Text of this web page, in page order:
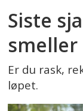
Siste
smeller
Er du rask,
løpet.